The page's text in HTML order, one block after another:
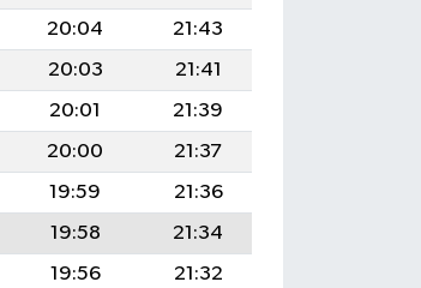
20:04
21:43
20:03
21:41
20:01
21:39
20:00
21:37
19:59
21:36
19:58
21:34
19:56
21:32